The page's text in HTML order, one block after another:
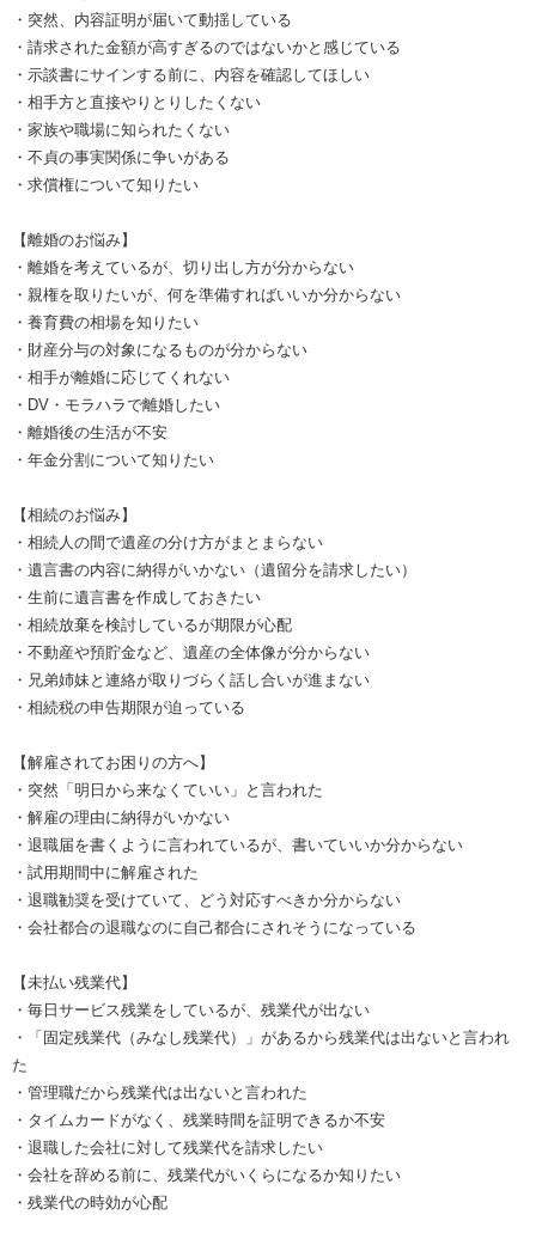
・突然、内容証明が届いて動揺している
・請求された金額が高すぎるのではないかと感じている
・示談書にサインする前に、内容を確認してほしい
・相手方と直接やりとりしたくない
・家族や職場に知られたくない
・不貞の事実関係に争いがある
・求償権について知りたい
【離婚のお悩み】
・離婚を考えているが、切り出し方が分からない
・親権を取りたいが、何を準備すればいいか分からない
・養育費の相場を知りたい
・財産分与の対象になるものが分からない
・相手が離婚に応じてくれない
・DV・モラハラで離婚したい
・離婚後の生活が不安
・年金分割について知りたい
【相続のお悩み】
・相続人の間で遺産の分け方がまとまらない
・遺言書の内容に納得がいかない（遺留分を請求したい）
・生前に遺言書を作成しておきたい
・相続放棄を検討しているが期限が心配
・不動産や預貯金など、遺産の全体像が分からない
・兄弟姉妹と連絡が取りづらく話し合いが進まない
・相続税の申告期限が迫っている
【解雇されてお困りの方へ】
・突然「明日から来なくていい」と言われた
・解雇の理由に納得がいかない
・退職届を書くように言われているが、書いていいか分からない
・試用期間中に解雇された
・退職勧奨を受けていて、どう対応すべきか分からない
・会社都合の退職なのに自己都合にされそうになっている
【未払い残業代】
・毎日サービス残業をしているが、残業代が出ない
・「固定残業代（みなし残業代）」があるから残業代は出ないと言われ
た
・管理職だから残業代は出ないと言われた
・タイムカードがなく、残業時間を証明できるか不安
・退職した会社に対して残業代を請求したい
・会社を辞める前に、残業代がいくらになるか知りたい
・残業代の時効が心配